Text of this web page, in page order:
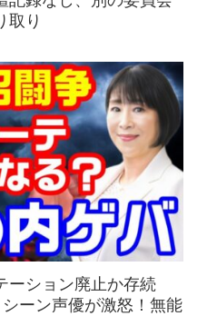
取り
ーション廃止か存続
ーン声優が激怒！無能